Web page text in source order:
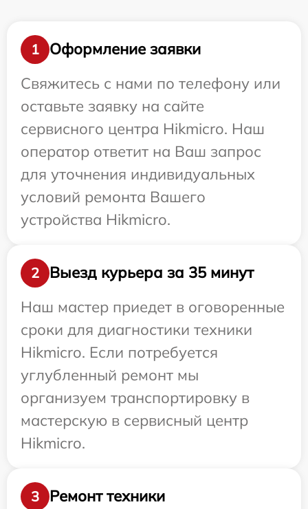
1
Оформление заявки
Свяжитесь с нами по телефону или
оставьте заявку на сайте
сервисного центра Hikmicro. Наш
оператор ответит на Ваш запрос
для уточнения индивидуальных
условий ремонта Вашего
устройства Hikmicro.
2
Выезд курьера за 35 минут
Наш мастер приедет в оговоренные
сроки для диагностики техники
Hikmicro. Если потребуется
углубленный ремонт мы
организуем транспортировку в
мастерскую в сервисный центр
Hikmicro.
3 Ремонт техники